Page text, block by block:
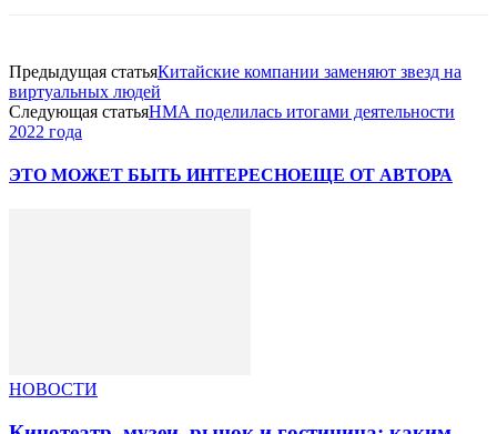
Предыдущая статьяКитайские компании заменяют звезд на
виртуальных людей
Следующая статьяНМА поделилась итогами деятельности
2022 года
ЭТО МОЖЕТ БЫТЬ ИНТЕРЕСНОЕЩЕ ОТ АВТОРА
НОВОСТИ